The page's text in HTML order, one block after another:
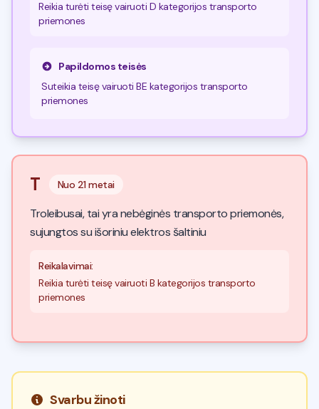
Reikia turėti teisę vairuoti D kategorijos transporto
priemones
Papildomos teisės
Suteikia teisę vairuoti BE kategorijos transporto
priemones
T Nuo 21 metai
Troleibusai, tai yra nebėginės transporto priemonės,
sujungtos su išoriniu elektros šaltiniu
Reikalavimai:
Reikia turėti teisę vairuoti B kategorijos transporto
priemones
Svarbu žinoti